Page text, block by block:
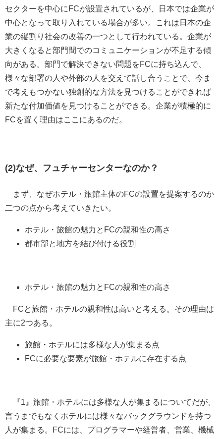
セクターを中心にFCが設置されているが、日本では企業が
中心となって取り入れている場合が多い。これは日本の企
業の縦割り社会の改善の一つとして行われている。企業が
大きくなると部門間でのコミュニケーションが不足する傾
向がある。部門で解決できない問題をFCに持ち込んで、
様々な部署の人や外部の人を交えて話し合うことで、今ま
で考えもつかない独創的な方法を見つけることができれば
新たな付加価値を見つけることができる。企業が積極的に
FCを置く理由はここにあるのだ。
(2)なぜ、フュチャーセンターなのか？
まず、なぜホテル・旅館主体のFCの設置を提案するのか
二つの点から考えていきたい。
ホテル・旅館の魅力とFCの親和性の高さ
都市部と地方を結び付ける役割
ホテル・旅館の魅力とFCの親和性の高さ
FCと旅館・ホテルの親和性は高いと考える。その理由は
主に2つある。
旅館・ホテルには多様な人が集まる点
FCに必要な要素が旅館・ホテルに存在する点
『1』旅館・ホテルには多様な人が集まるについてだが、
言うまでもなくホテルには様々なバックグラウンドを持つ
人が集まる。FCには、プログラマーや経営者、営業、機械